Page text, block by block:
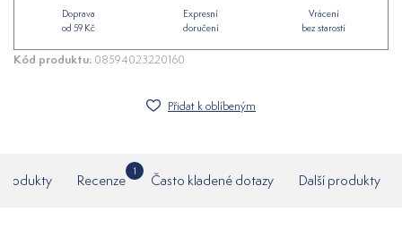
Doprava
od 59 Kč
Expresní
doručení
Vrácení
bez starostí
Kód produktu: 08594023220160
Přidat k oblíbeným
Recenze
1
Často kladené dotazy Další produkty